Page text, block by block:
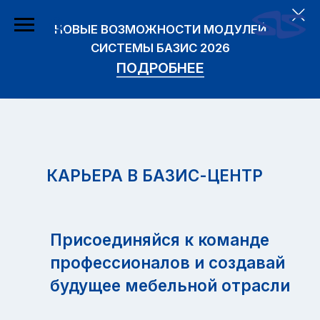
СИСТЕМЫ БАЗИС 2026
ПОДРОБНЕЕ
Присоединяйся к команде